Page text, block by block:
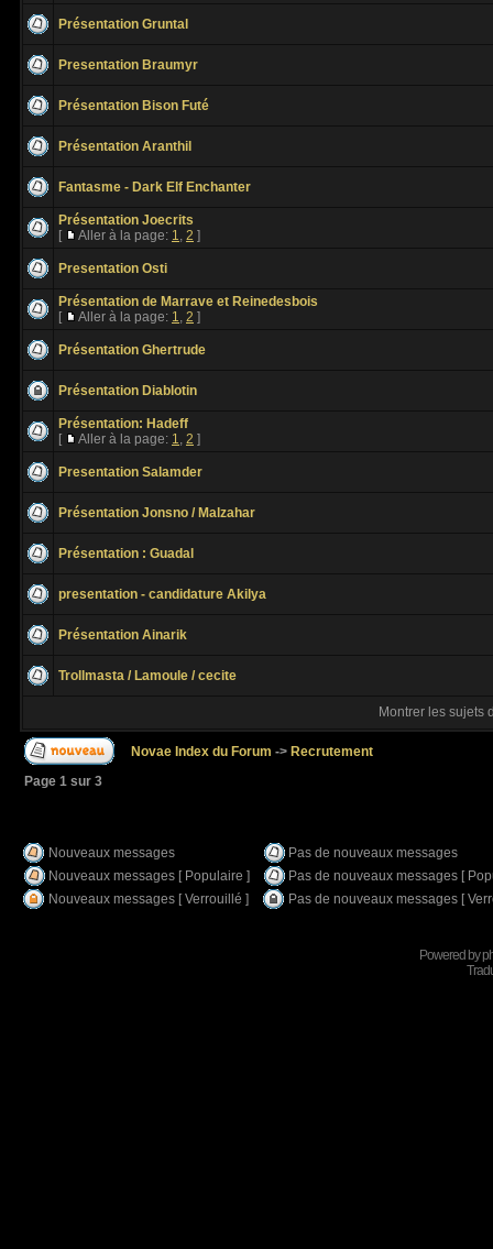
Présentation Gruntal
Presentation Braumyr
Présentation Bison Futé
Présentation Aranthil
Fantasme - Dark Elf Enchanter
Présentation Joecrits
[
Aller à la page: 1, 2 ]
Presentation Osti
Présentation de Marrave et Reinedesbois
[
Aller à la page: 1, 2 ]
Présentation Ghertrude
Présentation Diablotin
Présentation: Hadeff
[
Aller à la page: 1, 2 ]
Presentation Salamder
Présentation Jonsno / Malzahar
Présentation : Guadal
presentation - candidature Akilya
Présentation Ainarik
Trollmasta / Lamoule / cecite
Montrer les sujets
Novae Index du Forum -> Recrutement
Page 1 sur 3
Nouveaux messages
Pas de nouveaux messages
Nouveaux messages [ Populaire ]
Pas de nouveaux messages [
Nouveaux messages [ Verrouillé ]
Pas de nouveaux messages [
Powered by